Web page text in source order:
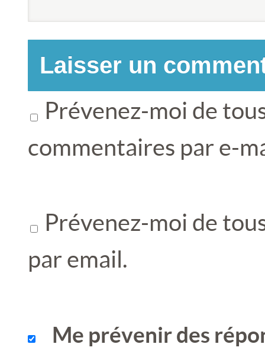
Prévenez-moi de
commentaires par e-
Prévenez-moi de
par email.
Me prévenir des